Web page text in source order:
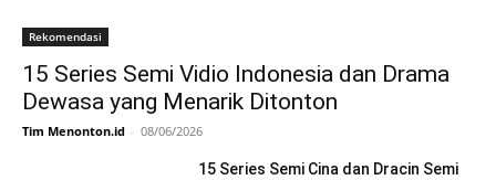
Rekomendasi
15 Series Semi Vidio Indonesia dan Drama
Dewasa yang Menarik Ditonton
Tim Menonton.id - 08/06/2026
15 Series Semi Cina dan Dracin Semi